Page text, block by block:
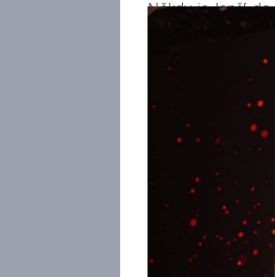
Někdy je lepší do